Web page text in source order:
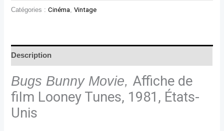
Catégories :Cinéma,Vintage
Description
Bugs Bunny Movie, Affiche de
film Looney Tunes, 1981, États-
Unis